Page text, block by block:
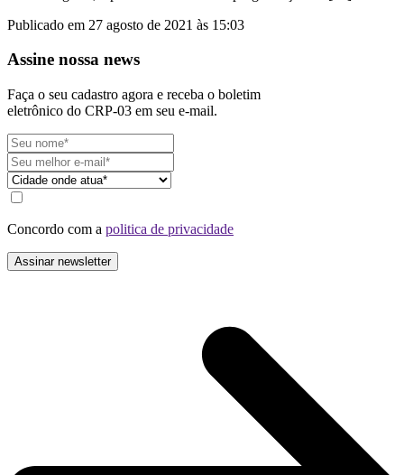
Publicado em 27 agosto de 2021 às 15:03
Assine nossa news
Faça o seu cadastro agora e receba o boletim
eletrônico do CRP-03 em seu e-mail.
Concordo com a politica de privacidade